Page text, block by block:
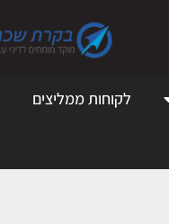
לקוחות ממליצים